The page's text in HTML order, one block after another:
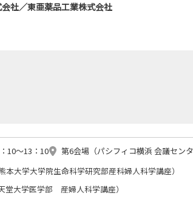
社／東亜薬品工業株式会社
10～13：10
第6会場（パシフィコ横浜 会議センタ
熊本大学大学院生命科学研究部産科婦人科学講座）
天堂大学医学部 産婦人科学講座）